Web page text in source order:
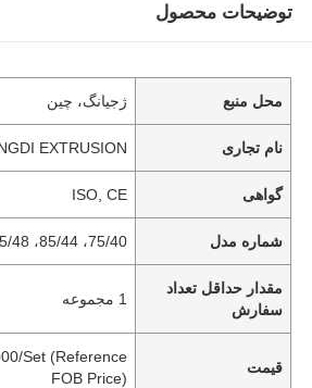
توضیحات محصول
محل منبع ژجیانگ، چین
نام تجاری EXTRUSION
گواهی ISO, CE
شماره مدل 75/40، 85/44، 95/48، 52/40
مقدار حداقل تعداد
سفارش
1 مجموعه
قیمت
Set (Reference
FOB Price)